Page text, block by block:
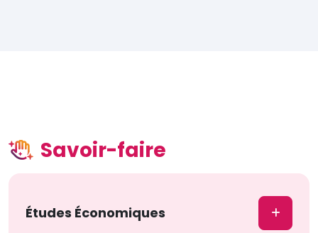
Savoir-faire
Études Économiques